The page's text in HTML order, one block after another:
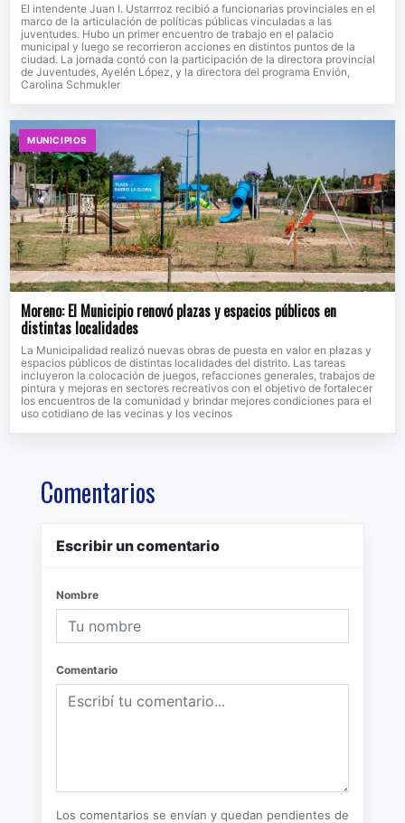
El intendente Juan I. Ustarrroz recibió a funcionarias provinciales en el
marco de la articulación de políticas públicas vinculadas a las
juventudes. Hubo un primer encuentro de trabajo en el palacio
municipal y luego se recorrieron acciones en distintos puntos de la
ciudad. La jornada contó con la participación de la directora provincial
de Juventudes, Ayelén López, y la directora del programa Envión,
Carolina Schmukler
MUNICIPIOS
Moreno: El Municipio renovó plazas y espacios públicos en
distintas localidades
La Municipalidad realizó nuevas obras de puesta en valor en plazas y
espacios públicos de distintas localidades del distrito. Las tareas
incluyeron la colocación de juegos, refacciones generales, trabajos de
pintura y mejoras en sectores recreativos con el objetivo de fortalecer
los encuentros de la comunidad y brindar mejores condiciones para el
uso cotidiano de las vecinas y los vecinos
Comentarios
Escribir un comentario
Nombre
Comentario
Los comentarios se envían y quedan pendientes de